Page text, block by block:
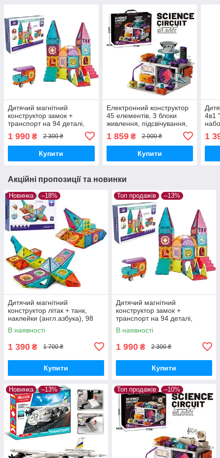
Дитячий магнітний
конструктор замок +
транспорт на 94 деталі,
1 990 ₴ 2 300 ₴
Купити
Електронний конструктор
45 елементів, 3 блоки
живлення, підсвічування,
запускач, на батарейках,
експерименти
1 859₴ 2 000 ₴
Купити
4в1
1
Акційні пропозиції та новинки
Новинка –18%
Дитячий магнітний
конструктор літак + танк,
наклейки (англ.азбука), 98
млн CH1016
В наявності
1 390 ₴ 1 700 ₴
Купити
Топ продажів –13%
Дитячий магнітний
конструктор замок +
транспорт на 94 деталі,
наклейки CH1012
В наявності
1 990 ₴ 2 300 ₴
Купити
Новинка –13% Топ продажів –10%